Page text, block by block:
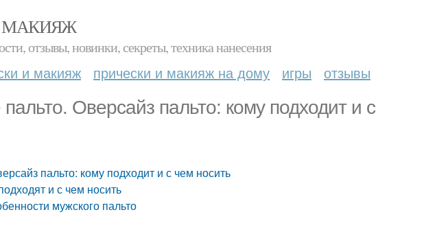
МАКИЯЖ
отзывы, новинки, секреты, техника нанесения
и макияж прически и макияж на дому игры отзывы
Оверсайз пальто: кому подходит и с
пальто: кому подходит и с чем носить
и с чем носить
мужского пальто